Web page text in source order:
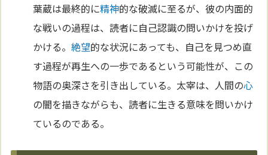
葉蔵は最終的に精神的な破滅に至るが、彼の内面的
な戦いの過程は、読者に自己認識の問いかけを投げ
かける。絶望的な状況にあっても、自己を見つめ直
す過程が再生への一歩であるという可能性が、この
物語の奥深さを引き出している。太宰は、人間の心
の闇を描きながらも、読者に生きる意味を問いかけ
ているのである。